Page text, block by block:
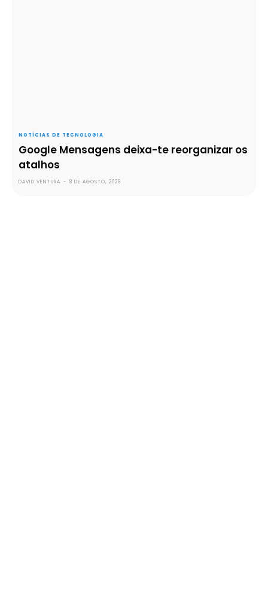
NOTÍCIAS DE TECNOLOGIA
Google Mensagens deixa-te reorganizar os
atalhos
DAVID VENTURA - 8 DE AGOSTO, 2026